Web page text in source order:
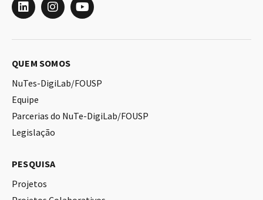
QUEM SOMOS
NuTes-DigiLab/FOUSP
Equipe
Parcerias do NuTe-DigiLab/FOUSP
Legislação
PESQUISA
Projetos